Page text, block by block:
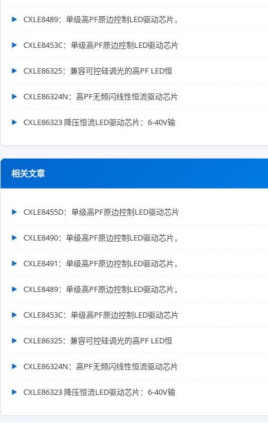
CXLE8489：单级高PF原边控制LED驱动芯片，
CXLE8453C：单级高PF原边控制LED驱动芯片
CXLE86325：兼容可控硅调光的高PF LED恒
CXLE86324N：高PF无频闪线性恒流驱动芯片
CXLE86323 降压恒流LED驱动芯片：6-40V输
相关文章
CXLE8455D：单级高PF原边控制LED驱动芯片
CXLE8490：单级高PF原边控制LED驱动芯片，
CXLE8491：单级高PF原边控制LED驱动芯片，
CXLE8489：单级高PF原边控制LED驱动芯片，
CXLE8453C：单级高PF原边控制LED驱动芯片
CXLE86325：兼容可控硅调光的高PF LED恒
CXLE86324N：高PF无频闪线性恒流驱动芯片
CXLE86323 降压恒流LED驱动芯片：6-40V输